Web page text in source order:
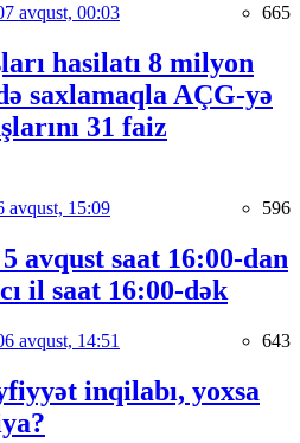
avqust, 00:03 665
hasilatı 8 milyon
saxlamaqla AÇG-yə
31 faiz
avqust, 15:09 596
avqust saat 16:00-dan
il saat 16:00-dək
avqust, 14:51 643
inqilabı, yoxsa